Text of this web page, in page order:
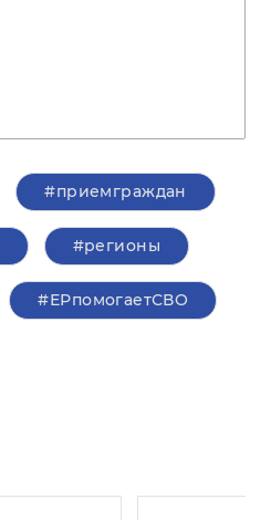
#приемграждан
#регионы
#ЕРпомогаетСВО